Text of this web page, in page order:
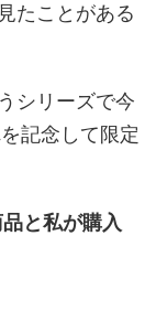
たことがある
シリーズで今
記念して限定
と私が購入